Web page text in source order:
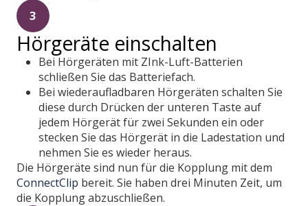
3
Hörgeräte einschalten
Bei Hörgeräten mit ZInk-Luft-Batterien
schließen Sie das Batteriefach.
Bei wiederaufladbaren Hörgeräten schalten Sie
diese durch Drücken der unteren Taste auf
jedem Hörgerät für zwei Sekunden ein oder
stecken Sie das Hörgerät in die Ladestation und
nehmen Sie es wieder heraus.
Die Hörgeräte sind nun für die Kopplung mit dem
ConnectClip bereit. Sie haben drei Minuten Zeit, um
die Kopplung abzuschließen.